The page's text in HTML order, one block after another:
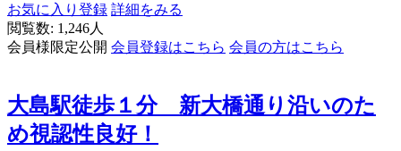
お気に入り登録 詳細をみる
閲覧数: 1,246人
会員様限定公開 会員登録はこちら 会員の方はこちら
大島駅徒歩１分 新大橋通り沿いのた
め視認性良好！